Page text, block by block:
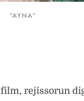
“AYNA”
film, rejissorun